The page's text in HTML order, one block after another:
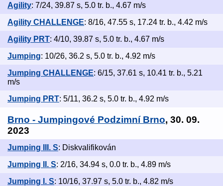
Agility: 7/24, 39.87 s, 5.0 tr. b., 4.67 m/s
Agility CHALLENGE: 8/16, 47.55 s, 17.24 tr. b., 4.42 m/s
Agility PRT: 4/10, 39.87 s, 5.0 tr. b., 4.67 m/s
Jumping: 10/26, 36.2 s, 5.0 tr. b., 4.92 m/s
Jumping CHALLENGE: 6/15, 37.61 s, 10.41 tr. b., 5.21
m/s
Jumping PRT: 5/11, 36.2 s, 5.0 tr. b., 4.92 m/s
Brno - Jumpingové Podzimní Brno, 30. 09.
2023
Jumping III. S: Diskvalifikován
Jumping II. S: 2/16, 34.94 s, 0.0 tr. b., 4.89 m/s
Jumping I. S: 10/16, 37.97 s, 5.0 tr. b., 4.82 m/s